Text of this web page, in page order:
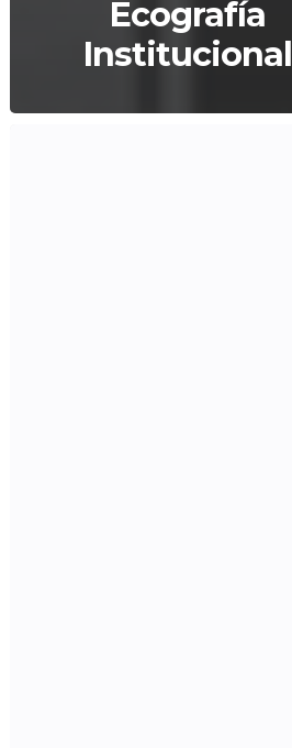
Ecografía
Institucional